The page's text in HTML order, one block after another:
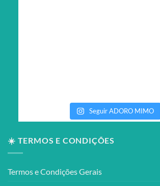
Seguir ADORO MIMO
☀️ TERMOS E CONDIÇÕES
Termos e Condições Gerais